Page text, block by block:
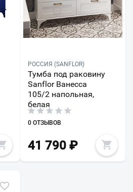
РОССИЯ (SANFLOR)
Тумба под раковину
Sanflor Ванесса
105/2 напольная,
белая
0 ОТЗЫВОВ
41 790₽